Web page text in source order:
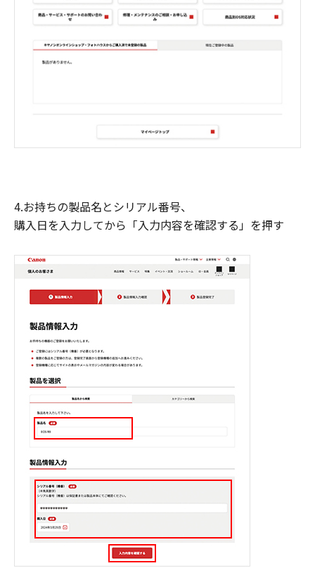
4.お持ちの製品名とシリアル番号、
購入日を入力してから「入力内容を確認する」を押す